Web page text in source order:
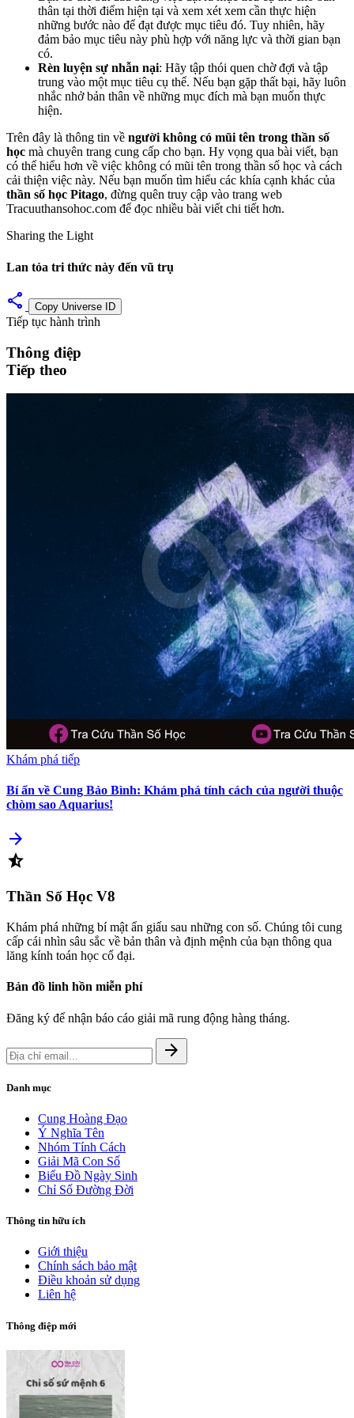
thân tại thời điểm hiện tại và xem xét xem cần thực hiện
những bước nào để đạt được mục tiêu đó. Tuy nhiên, hãy
đảm bảo mục tiêu này phù hợp với năng lực và thời gian bạn
có.
Rèn luyện sự nhẫn nại: Hãy tập thói quen chờ đợi và tập
trung vào một mục tiêu cụ thể. Nếu bạn gặp thất bại, hãy luôn
nhắc nhở bản thân về những mục đích mà bạn muốn thực
hiện.
Trên đây là thông tin về người không có mũi tên trong thần số
học mà chuyên trang cung cấp cho bạn. Hy vọng qua bài viết, bạn
có thể hiểu hơn về việc không có mũi tên trong thần số học và cách
cải thiện việc này. Nếu bạn muốn tìm hiểu các khía cạnh khác của
thần số học Pitago, đừng quên truy cập vào trang web
Tracuuthansohoc.com để đọc nhiều bài viết chi tiết hơn.
Sharing the Light
Lan tỏa tri thức này đến vũ trụ
share Copy Universe ID
Tiếp tục hành trình
Thông điệp
Tiếp theo
Khám phá tiếp
Bí ẩn về Cung Bảo Bình: Khám phá tính cách của người thuộc
chòm sao Aquarius!
arrow_forward
star_half
Thần Số Học V8
Khám phá những bí mật ẩn giấu sau những con số. Chúng tôi cung
cấp cái nhìn sâu sắc về bản thân và định mệnh của bạn thông qua
lăng kính toán học cổ đại.
Bản đồ linh hồn miễn phí
Đăng ký để nhận báo cáo giải mã rung động hàng tháng.
arrow_forward
Danh mục
Cung Hoàng Đạo
Ý Nghĩa Tên
Nhóm Tính Cách
Giải Mã Con Số
Biểu Đồ Ngày Sinh
Chỉ Số Đường Đời
Thông tin hữu ích
Giới thiệu
Chính sách bảo mật
Điều khoản sử dụng
Liên hệ
Thông điệp mới